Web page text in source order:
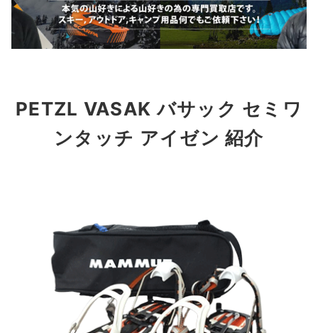
PETZL VASAK バサック セミワ
ンタッチ アイゼン 紹介